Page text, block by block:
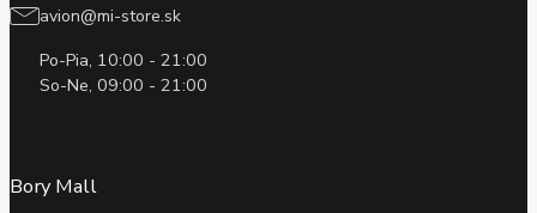
avion@mi-store.sk
Po-Pia, 10:00 - 21:00
So-Ne, 09:00 - 21:00
Bory Mall